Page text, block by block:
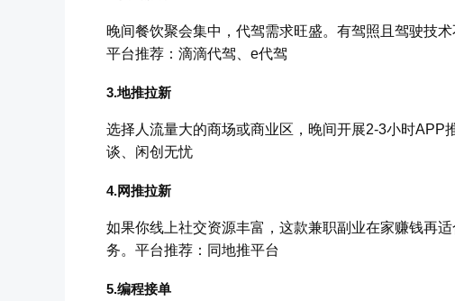
晚间餐饮聚会集中，代驾需求旺盛。有驾照且驾驶技
平台推荐：滴滴代驾、e代驾
3.地推拉新
选择人流量大的商场或商业区，晚间开展2-3小时APP
谈、闲创无忧
4.网推拉新
如果你线上社交资源丰富，这款兼职副业在家赚钱再
务。平台推荐：同地推平台
5.编程接单